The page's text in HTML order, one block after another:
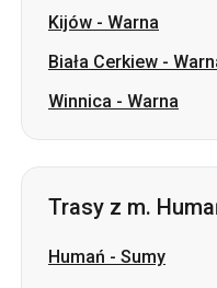
Trasy z m. Humań
Humań-Sumy
Humań - Czuhujiw
Humań-Łozowa